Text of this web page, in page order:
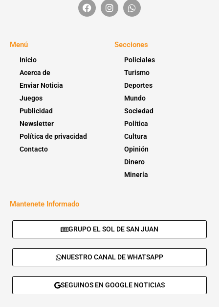
Menú
Inicio
Acerca de
Enviar Noticia
Juegos
Publicidad
Newsletter
Política de privacidad
Contacto
Secciones
Policiales
Turismo
Deportes
Mundo
Sociedad
Política
Cultura
Opinión
Dinero
Minería
Mantenete Informado
GRUPO EL SOL DE SAN JUAN
NUESTRO CANAL DE WHATSAPP
SEGUINOS EN GOOGLE NOTICIAS